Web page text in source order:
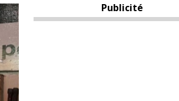
Publicité